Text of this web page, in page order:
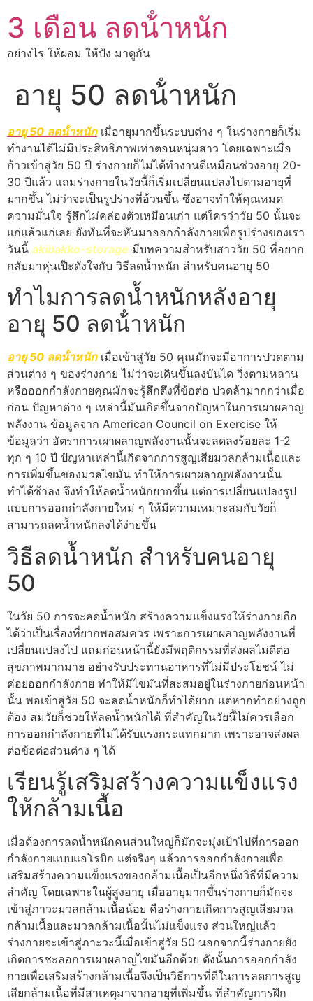
3 เดือน ลดน้ําหนัก
อย่างไร ให้ผอม ให้ปัง มาดูกัน
อายุ 50 ลดน้ําหนัก
อายุ 50 ลดน้ําหนักเมื่อายุมากขึ้นระบบต่าง ๆ ในร่างกายก็เริ่ม
ทำงานได้ไม่มีประสิทธิภาพเท่าตอนหนุ่มสาว โดยเฉพาะเมื่อ
ก้าวเข้าสู่วัย 50 ปี ร่างกายก็ไม่ได้ทำงานดีเหมือนช่วงอายุ 20-
30 ปีแล้ว แถมร่างกายในวัยนี้ก็เริ่มเปลี่ยนแปลงไปตามอายุที่
มากขึ้น ไม่ว่าจะเป็นรูปร่างที่อ้วนขึ้น ซึ่งอาจทำให้คุณหมด
ความมั่นใจ รู้สึกไม่คล่องตัวเหมือนเก่า แต่ใครว่าวัย 50 นั้นจะ
แก่แล้วแก่เลย ยังทันที่จะหันมาออกกำลังกายเพื่อรูปร่างของเรา
วันนี้ akibakko-storage มีบทความสำหรับสาววัย 50 ที่อยาก
กลับมาหุ่นเป๊ะดังใจกับ วิธีลดน้ำหนัก สำหรับคนอายุ 50
ทำไมการลดน้ำหนักหลังอายุ
อายุ 50 ลดน้ําหนัก
อายุ 50 ลดน้ําหนักเมื่อเข้าสู่วัย 50 คุณมักจะมีอาการปวดตาม
ส่วนต่าง ๆ ของร่างกาย ไม่ว่าจะเดินขึ้นลงบันได วิ่งตามหลาน
หรือออกกำลังกายคุณมักจะรู้สึกตึงที่ข้อต่อ ปวดล้ามากกว่าเมื่อ
ก่อน ปัญหาต่าง ๆ เหล่านี้มันเกิดขึ้นจากปัญหาในการเผาผลาญ
พลังงาน ข้อมูลจาก American Council on Exercise ให้
ข้อมูลว่า อัตราการเผาผลาญพลังงานนั้นจะลดลงร้อยละ 1-2
ทุก ๆ 10 ปี ปัญหาเหล่านี้เกิดจากการสูญเสียมวลกล้ามเนื้อและ
การเพิ่มขึ้นของมวลไขมัน ทำให้การเผาผลาญพลังงานนั้น
ทำได้ช้าลง จึงทำให้ลดน้ำหนักยากขึ้น แต่การเปลี่ยนแปลงรูป
แบบการออกกำลังกายใหม่ ๆ ให้มีความเหมาะสมกับวัยก็
สามารถลดน้ำหนักลงได้ง่ายขึ้น
วิธีลดน้ำหนัก สำหรับคนอายุ
50
ในวัย 50 การจะลดน้ำหนัก สร้างความแข็งแรงให้ร่างกายถือ
ได้ว่าเป็นเรื่องที่ยากพอสมควร เพราะการเผาผลาญพลังงานที่
เปลี่ยนแปลงไป แถมก่อนหน้านี้ยังมีพฤติกรรมที่ส่งผลไม่ดีต่อ
สุขภาพมากมาย อย่างรับประทานอาหารที่ไม่มีประโยชน์ ไม่
ค่อยออกกำลังกาย ทำให้มีไขมันที่สะสมอยู่ในร่างกายก่อนหน้า
นั้น พอเข้าสู่วัย 50 จะลดน้ำหนักก็ทำได้ยาก แต่หากทำอย่างถูก
ต้อง สมวัยก็ช่วยให้ลดน้ำหนักได้ ที่สำคัญในวัยนี้ไม่ควรเลือก
การออกกำลังกายที่ไม่ได้รับแรงกระแทกมาก เพราะอาจส่งผล
ต่อข้อต่อส่วนต่าง ๆ ได้
เรียนรู้เสริมสร้างความแข็งแรง
ให้กล้ามเนื้อ
เมื่อต้องการลดน้ำหนักคนส่วนใหญ่ก็มักจะมุ่งเป้าไปที่การออก
กำลังกายแบบแอโรบิก แต่จริงๆ แล้วการออกกำลังกายเพื่อ
เสริมสร้างความแข็งแรงของกล้ามเนื้อเป็นอีกหนึ่งวิธีที่มีความ
สำคัญ โดยเฉพาะในผู้สูงอายุ เมื่ออายุมากขึ้นร่างกายก็มักจะ
เข้าสู่ภาวะมวลกล้ามเนื้อน้อย คือร่างกายเกิดการสูญเสียมวล
กล้ามเนื้อและมวลกล้ามเนื้อนั้นไม่แข็งแรง ส่วนใหญ่แล้ว
ร่างกายจะเข้าสู่ภาะวะนี้เมื่อเข้าสู่วัย 50 นอกจากนี้ร่างกายยัง
เกิดการชะลอการเผาผลาญไขมันอีกด้วย ดังนั้นการออกกำลัง
กายเพื่อเสริมสร้างกล้ามเนื้อจึงเป็นวิธีการที่ดีในการลดการสูญ
เสียกล้ามเนื้อที่มีสาเหตุมาจากอายุที่เพิ่มขึ้น ที่สำคัญการฝึก